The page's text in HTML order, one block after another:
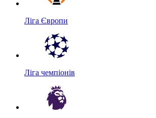
Ліга Європи
Ліга чемпіонів